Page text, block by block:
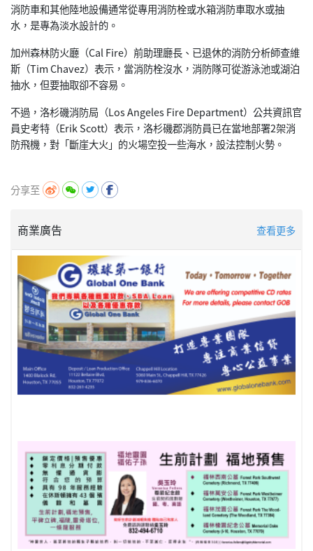
消防車和其他陸地設備通常從專用消防栓或水箱消防車取水或抽
水， 是專為淡水設計的。
加州森林防火廳（Cal Fire）前助理廳長、已退休的消防分析師查維
斯（Tim Chavez）表示，當消防栓沒水， 消防隊可從游泳池或湖泊
抽水，但要抽取卻不容易。
不過，洛杉磯消防局（Los Angeles Fire Department）公共資訊官
員史考特（Erik Scott）表示，洛杉磯郡消防員已在當地部署2架消
防飛機， 對「斷崖大火」的火場空投一些海水，設法控制火勢。
分享至
商業廣告 查看更多